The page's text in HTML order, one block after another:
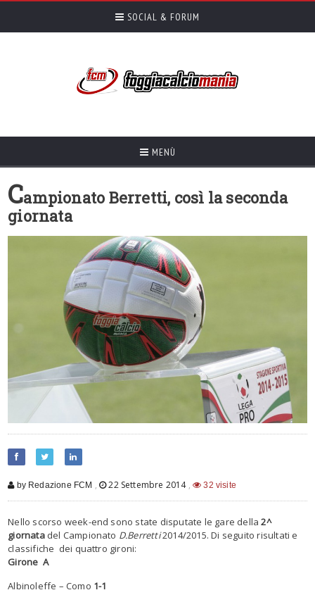
SOCIAL & FORUM
MENÙ
Campionato Berretti, così la seconda
giornata
by Redazione FCM , 22 Settembre 2014 , 32 visite
Nello scorso week-end sono state disputate le gare della2^
giornatadel Campionato D.Berretti2014/2015. Di seguito risultati e
classifiche dei quattro gironi:
Girone A
Albinoleffe – Como 1-1